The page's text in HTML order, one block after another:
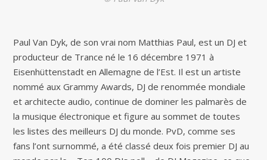
Paul Van Dyk, de son vrai nom Matthias Paul, est un DJ et
producteur de Trance né le 16 décembre 1971 à
Eisenhüttenstadt en Allemagne de l’Est. Il est un artiste
nommé aux Grammy Awards, DJ de renommée mondiale
et architecte audio, continue de dominer les palmarès de
la musique électronique et figure au sommet de toutes
les listes des meilleurs DJ du monde. PvD, comme ses
fans l’ont surnommé, a été classé deux fois premier DJ au